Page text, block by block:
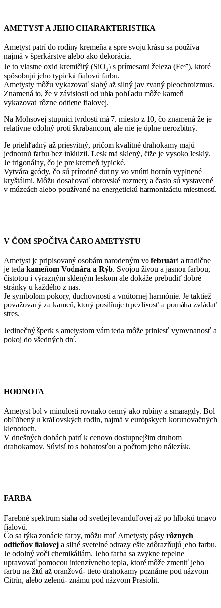
AMETYST A JEHO CHARAKTERISTIKA
Ametyst patrí do rodiny kremeňa a spre svoju krásu sa používa
najmä v šperkárstve alebo ako dekorácia.
Je to vlastne oxid kremičitý (SiO₂) s prímesami železa (Fe³⁺), ktoré
spôsobujú jeho typickú fialovú farbu.
Ametysty môžu vykazovať slabý až silný jav zvaný pleochroizmus.
Znamená to, že v závislosti od uhla pohľadu môže kameň
vykazovať rôzne odtiene fialovej.
Na Mohsovej stupnici tvrdosti má 7. miesto z 10, čo znamená že je
relatívne odolný proti škrabancom, ale nie je úplne nerozbitný.
Je priehľadný až priesvitný, pričom kvalitné drahokamy majú
jednotnú farbu bez inklúzií. Lesk má sklený, čiže je vysoko lesklý.
Je trigonálny, čo je pre kremeň typické.
Vytvára geódy, čo sú prírodné dutiny vo vnútri hornín vyplnené
kryštálmi. Môžu dosahovať obrovské rozmery a často sú vystavené
v múzeách alebo používané na energetickú harmonizáciu miestností.
V ČOM SPOČÍVA ČARO AMETYSTU
Ametyst je pripisovaný osobám narodeným vo februári a tradične
je teda kameňom Vodnára a Rýb. Svojou živou a jasnou farbou,
čistotou i výrazným skleným leskom ale dokáže prebudiť dobré
stránky u každého z nás.
Je symbolom pokory, duchovnosti a vnútornej harmónie. Je taktiež
považovaný za kameň, ktorý posilňuje trpezlivosť a pomáha zvládať
stres.
Jedinečný šperk s ametystom vám teda môže priniesť vyrovnanosť a
pokoj do všedných dní.
HODNOTA
Ametyst bol v minulosti rovnako cenný ako rubíny a smaragdy. Bol
obľúbený u kráľovských rodín, najmä v európskych korunovačných
klenotoch.
V dnešných dobách patrí k cenovo dostupnejšim druhom
drahokamov. Súvisí to s bohatosťou a počtom jeho nálezísk.
FARBA
Farebné spektrum siaha od svetlej levanduľovej až po hlbokú tmavo
fialovú.
Čo sa týka zonácie farby, môžu mať Ametysty pásy rôznych
odtieňov fialovej a silné svetelné odrazy ešte zdôrazňujú jeho farbu.
Je odolný voči chemikáliám. Jeho farba sa zvykne tepelne
upravovať pomocou intenzívneho tepla, ktoré môže zmeniť jeho
farbu na žltú až oranžovú- tieto drahokamy poznáme pod názvom
Citrín, alebo zelenú- známu pod názvom Prasiolit.